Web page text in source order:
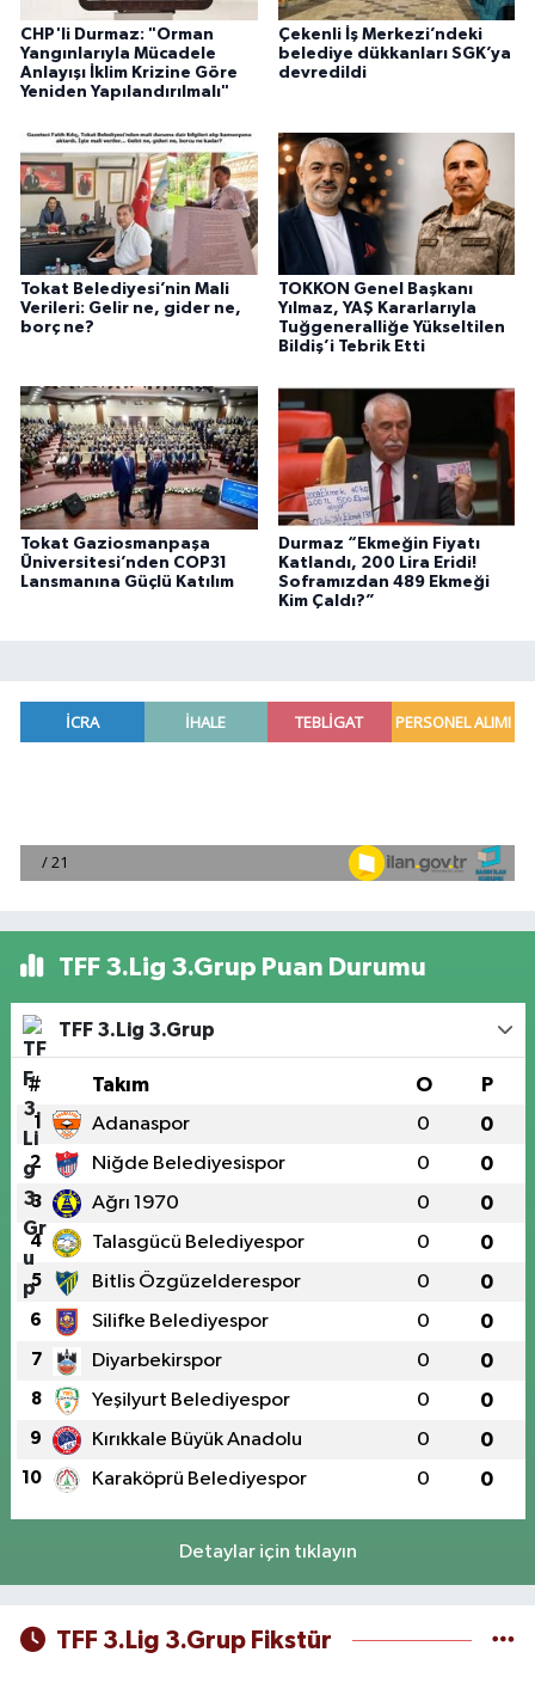
CHP'li Durmaz: "Orman
Yangınlarıyla Mücadele
Anlayışı İklim Krizine Göre
Yeniden Yapılandırılmalı"
Çekenli İş Merkezi’ndeki
belediye dükkanları SGK’ya
devredildi
Tokat Belediyesi’nin Mali
Verileri: Gelir ne, gider ne,
borç ne?
TOKKON Genel Başkanı
Yılmaz, YAŞ Kararlarıyla
Tuğgeneralliğe Yükseltilen
Bildiş’i Tebrik Etti
Tokat Gaziosmanpaşa
Üniversitesi’nden COP31
Lansmanına Güçlü Katılım
Durmaz “Ekmeğin Fiyatı
Katlandı, 200 Lira Eridi!
Soframızdan 489 Ekmeği
Kim Çaldı?”
TFF 3.Lig 3.Grup Puan Durumu
TFF 3.Lig 3.Grup
# Takım O P
1 Adanaspor 0 0
2 Niğde Belediyesispor 0 0
3 Ağrı 1970 0 0
4 Talasgücü Belediyespor 0 0
5 Bitlis Özgüzelderespor 0 0
6 Silifke Belediyespor 0 0
7 Diyarbekirspor 0 0
8 Yeşilyurt Belediyespor 0 0
9 Kırıkkale Büyük Anadolu 0 0
10 Karaköprü Belediyespor 0 0
Detaylar için tıklayın
TFF 3.Lig 3.Grup Fikstür